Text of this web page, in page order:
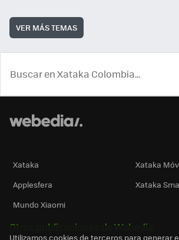
VER MÁS TEMAS
Xataka
Xataka
Applesfera
Xataka
Mundo Xiaomi
Otras publicaciones de Webedia
Utilizamos cookies de terceros para generar